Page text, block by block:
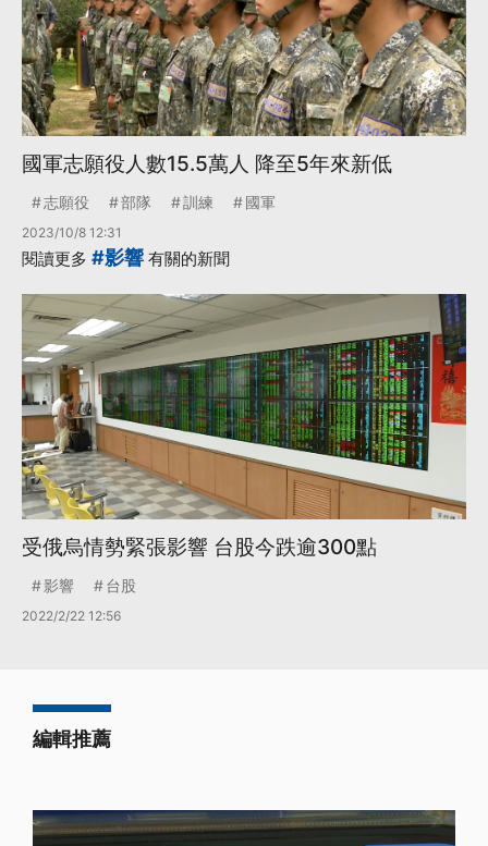
國軍志願役人數15.5萬人 降至5年來新低
志願役 部隊 訓練 國軍
2023/10/8 12:31
閱讀更多 #影響 有關的新聞
受俄烏情勢緊張影響 台股今跌逾300點
影響 台股
2022/2/22 12:56
編輯推薦